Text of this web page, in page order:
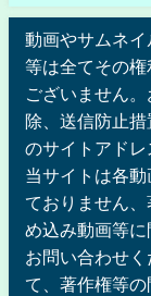
動画やサムネ
等は全てその
ございません
除、送信防止
のサイトアドレ
当サイトは各
ておりません
め込み動画等
お問い合わせ
て、著作権等